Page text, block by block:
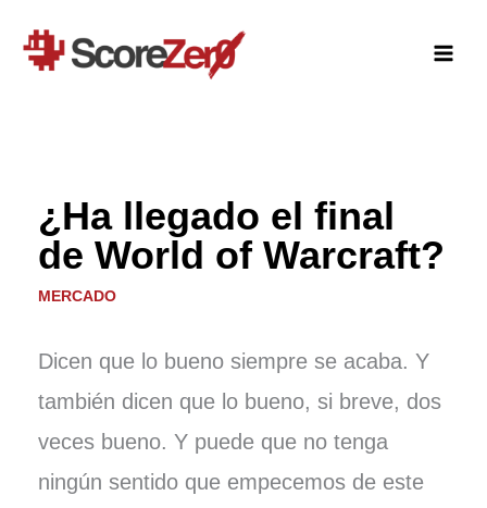
contenido
¿Ha llegado el final
de World of Warcraft?
MERCADO
Dicen que lo bueno siempre se acaba. Y
también dicen que lo bueno, si breve, dos
veces bueno. Y puede que no tenga
ningún sentido que empecemos de este